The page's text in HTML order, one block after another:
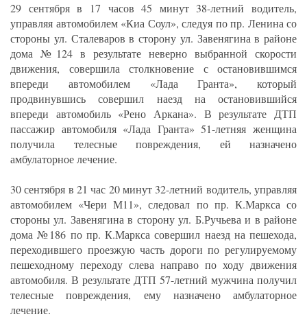
29 сентября в 17 часов 45 минут 38-летний водитель,
управляя автомобилем «Киа Соул», следуя по пр. Ленина со
стороны ул. Сталеваров в сторону ул. Завенягина в районе
дома №124 в результате неверно выбранной скорости
движения, совершила столкновение с остановившимся
впереди автомобилем «Лада Гранта», который
продвинувшись совершил наезд на остановившийся
впереди автомобиль «Рено Аркана». В результате ДТП
пассажир автомобиля «Лада Гранта» 51-летняя женщина
получила телесные повреждения, ей назначено
амбулаторное лечение.
30 сентября в 21 час 20 минут 32-летний водитель, управляя
автомобилем «Чери М11», следовал по пр. К.Маркса со
стороны ул. Завенягина в сторону ул. Б.Ручьева и в районе
дома №186 по пр. К.Маркса совершил наезд на пешехода,
переходившего проезжую часть дороги по регулируемому
пешеходному переходу слева направо по ходу движения
автомобиля. В результате ДТП 57-летний мужчина получил
телесные повреждения, ему назначено амбулаторное
лечение.